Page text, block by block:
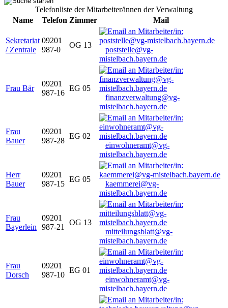
Telefonliste der Mitarbeiter/innen der Verwaltung
Name
Telefon Zimmer Mail
Sekretariat
/ Zentrale
09201
987-0
OG 13
poststelle@vg-
mistelbach.bayern.de
Frau Bär
09201
987-16
EG 05
finanzverwaltung@vg-
mistelbach.bayern.de
Frau
Bauer
09201
987-28
EG 02
einwohneramt@vg-
mistelbach.bayern.de
Herr
Bauer
09201
987-15
EG 05
kaemmerei@vg-
mistelbach.bayern.de
Frau
Bayerlein
09201
987-21
OG 13
mitteilungsblatt@vg-
mistelbach.bayern.de
Frau
Dorsch
09201
987-10
EG 01
einwohneramt@vg-
mistelbach.bayern.de